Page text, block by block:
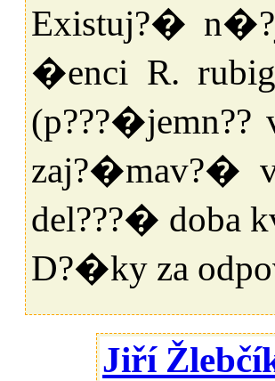
Existuj?�
�enci R.
(p???�jemn??
zaj?�mav?�
del???� doba
D?�ky za
Jiří